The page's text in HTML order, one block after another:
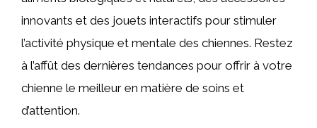
innovants et des jouets interactifs pour stimuler
l’activité physique et mentale des chiennes. Restez
à l’affût des dernières tendances pour offrir à votre
chienne le meilleur en matière de soins et
d’attention.